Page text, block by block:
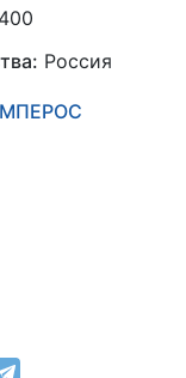
Россия